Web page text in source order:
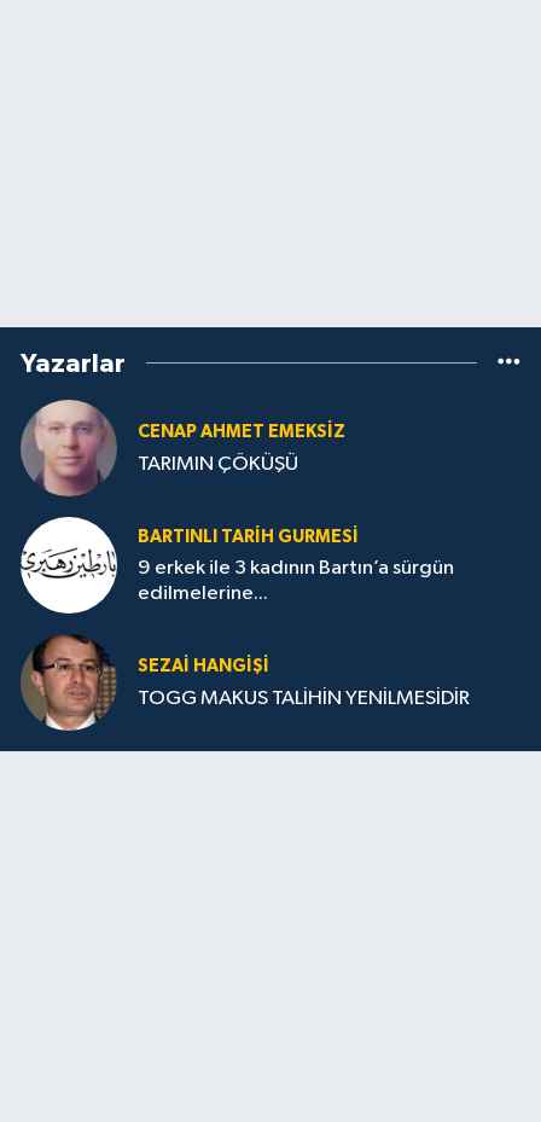
Yazarlar
CENAP AHMET EMEKSİZ
TARIMIN ÇÖKÜŞÜ
BARTINLI TARIH GURMESI
9 erkek ile 3 kadının Bartın’a sürgün
edilmelerine...
SEZAI HANGİŞİ
TOGG MAKUS TALİHİN YENİLMESİDİR